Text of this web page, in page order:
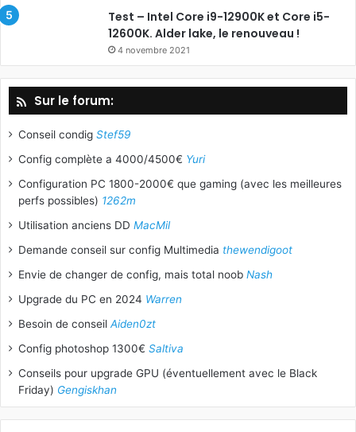
Test – Intel Core i9-12900K et Core i5-
12600K. Alder lake, le renouveau !
4 novembre 2021
Sur le forum:
Conseil condig Stef59
Config complète a 4000/4500€ Yuri
Configuration PC 1800-2000€ que gaming (avec les meilleures
perfs possibles) 1262m
Utilisation anciens DD MacMil
Demande conseil sur config Multimedia thewendigoot
Envie de changer de config, mais total noob Nash
Upgrade du PC en 2024 Warren
Besoin de conseil Aiden0zt
Config photoshop 1300€ Saltiva
Conseils pour upgrade GPU (éventuellement avec le Black
Friday) Gengiskhan